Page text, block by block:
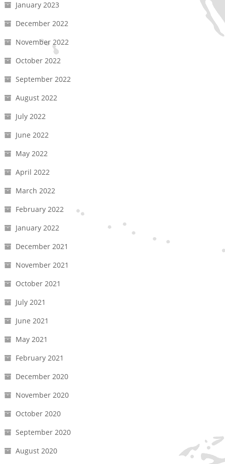
January 2023
December 2022
November 2022
October 2022
September 2022
August 2022
July 2022
June 2022
May 2022
April 2022
March 2022
February 2022
January 2022
December 2021
November 2021
October 2021
July 2021
June 2021
May 2021
February 2021
December 2020
November 2020
October 2020
September 2020
August 2020